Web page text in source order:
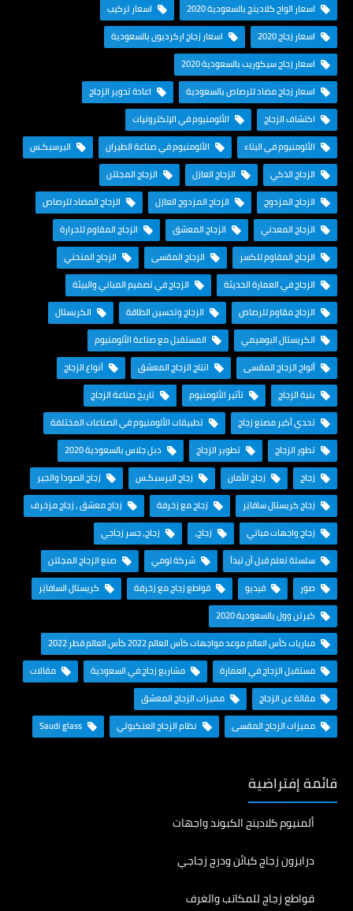
اسعار الواح كلادينج بالسعودية 2020
اسعار تركيب
اسعار زجاج 2020
اسعار زجاج اركرديون بالسعودية
اسعار زجاج سيكوريت بالسعودية 2020
اسعار زجاج مضاد للرصاص بالسعودية
اعادة تدوير الزجاج
اكتشاف الزجاج
الألومنيوم في الإلكترونيات
الألومنيوم في البناء
الألومنيوم في صناعة الطيران
البرسبكـس
الزجاج الذكي
الزجاج العازل
الزجاج المجلتن
الزجاج المزدوج
الزجاج المزدوج العازل
الزجاج المضاد للرصاص
الزجاج المعدني
الزجاج المعشق
الزجاج المقاوم للحرارة
الزجاج المقاوم للكسر
الزجاج المقسى
الزجاج المنحني
الزجاج في العمارة الحديثة
الزجاج في تصميم المباني والبيئة
الزجاج مقاوم للرصاص
الزجاج وتحسين الطاقة
الكريستال
الكريستال البوهيمي
المستقبل مع صناعة الألومنيوم
ألواح الزجاج المقسى
انتاج الزجاج المعشق
أنواع الزجاج
بنية الزجاج
تأثير الألومنيوم
تاريخ صناعة الزجاج
تحدي أكبر مصنع زجاج
تطبيقات الألومنيوم في الصناعات المختلفة
تطور الزجاج
تطوير الزجاج
دبل جلاس بالسعودية 2020
زجاج
زجاج الأمان زجاج البرسبكـس
زجاج الصودا والجير
زجاج كريستال سافايَر
زجاج مع زخرفة
زجاج معشق ، زجاج مزخرف
زجاج واجهات مباني
زجاج،
زجاج، جسر زجاجي
سلسلة تعلم قبل أن تبدأ
شركة لومي
صنع الزجاج المجلتن
صور
فيديو قواطع زجاج مع زخرفة
كريستال السافايَر
كيرتن وول بالسعودية 2020
مباريات كأس العالم موعد مواجهات كأس العالم 2022 كأس العالم قطر 2022
مستقبل الزجاج في العمارة
مشاريع زجاج في السعودية
مقالات
مقالة عن الزجاج
مميزات الزجاج المعشق
مميزات الزجاج المقسى
نظام الزجاج العنكبوتي
قائمة إفتراضية
ألمنيوم كلادينج الكبوند واجهات
درابزون زجاج كبائن ودرج زجاجي
قواطع زجاج للمكاتب والغرف